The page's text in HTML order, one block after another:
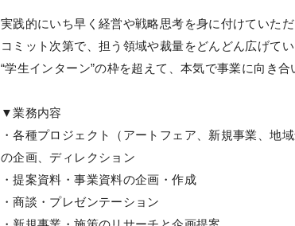
実践的にいち早く経営や戦略思考を身に付けていただ
コミット次第で、担う領域や裁量をどんどん広げてい
“学生インターン”の枠を超えて、本気で事業に向き合
▼業務内容
・各種プロジェクト（アートフェア、新規事業、地
の企画、ディレクション
・提案資料・事業資料の企画・作成
・商談・プレゼンテーション